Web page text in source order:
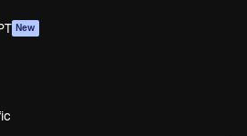
New